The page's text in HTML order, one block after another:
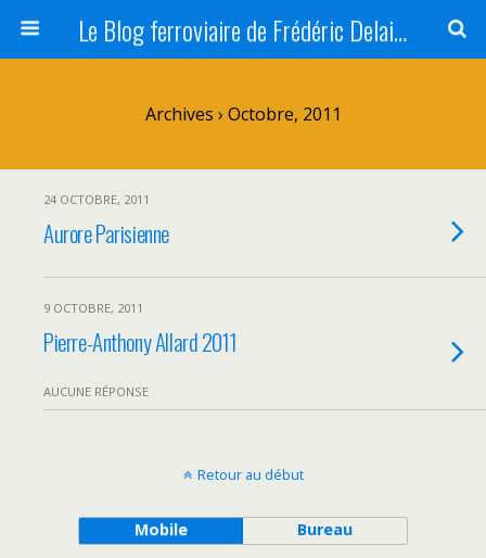
Le Blog ferroviaire de Frédéric Delaitre
Archives › Octobre, 2011
24 OCTOBRE, 2011
Aurore Parisienne
9 OCTOBRE, 2011
Pierre-Anthony Allard 2011
AUCUNE RÉPONSE
Retour au début
Mobile Bureau